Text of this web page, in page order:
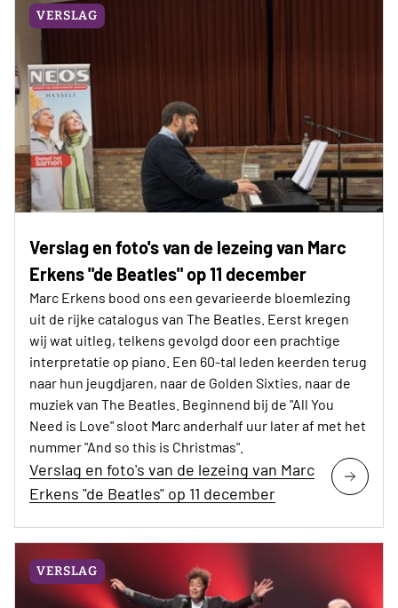
VERSLAG
Verslag en foto's van de lezeing van Marc
Erkens "de Beatles" op 11 december
Marc Erkens bood ons een gevarieerde bloemlezing
uit de rijke catalogus van The Beatles. Eerst kregen
wij wat uitleg, telkens gevolgd door een prachtige
interpretatie op piano. Een 60-tal leden keerden terug
naar hun jeugdjaren, naar de Golden Sixties, naar de
muziek van The Beatles. Beginnend bij de "All You
Need is Love" sloot Marc anderhalf uur later af met het
nummer "And so this is Christmas".
Verslag en foto's van de lezeing van Marc
Erkens "de Beatles" op 11 december
VERSLAG